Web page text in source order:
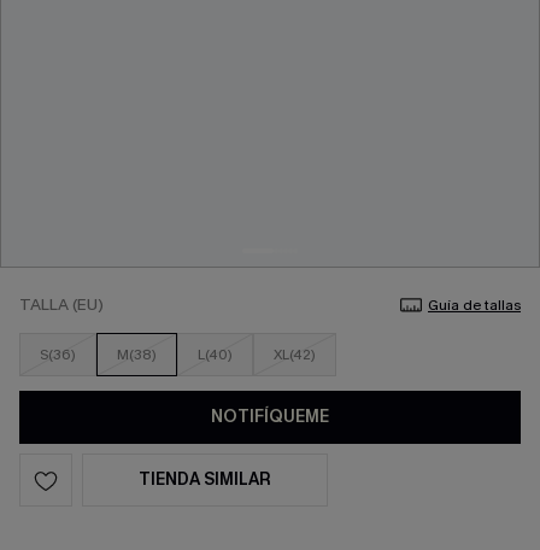
TALLA (EU) Guía de tallas
S(36) M(38) L(40) XL(42)
NOTIFÍQUEME
TIENDA SIMILAR